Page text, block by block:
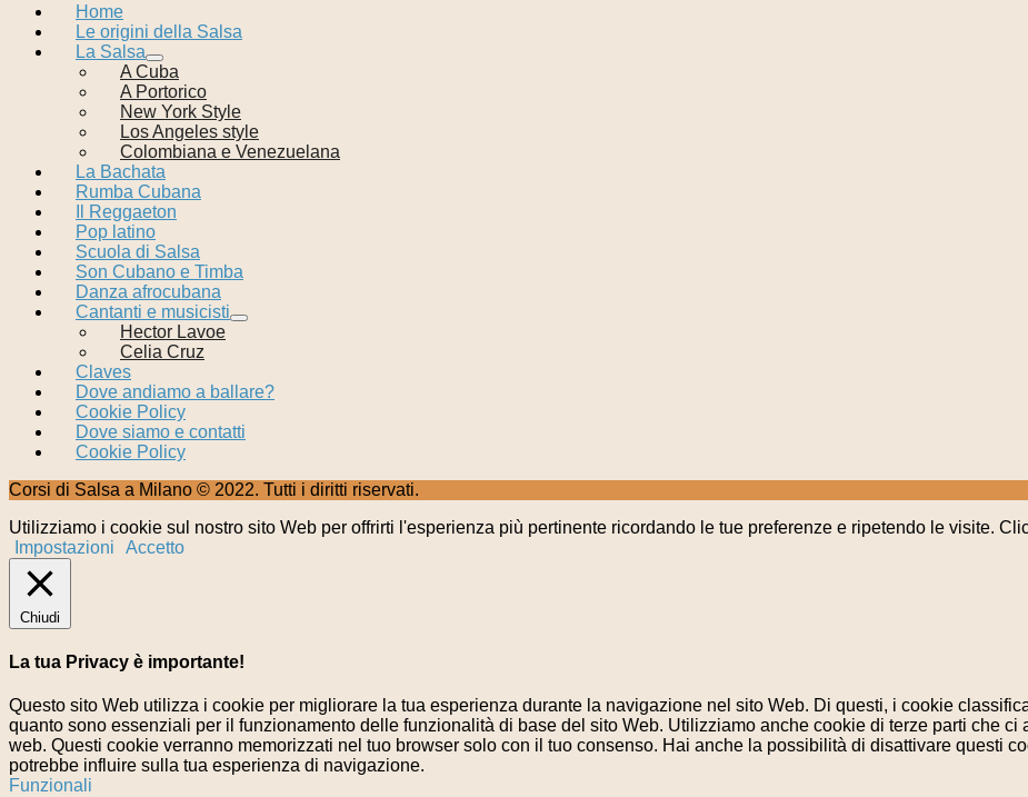
Home
Le origini della Salsa
La Salsa
A Cuba
A Portorico
New York Style
Los Angeles style
Colombiana e Venezuelana
La Bachata
Rumba Cubana
Il Reggaeton
Pop latino
Scuola di Salsa
Son Cubano e Timba
Danza afrocubana
Cantanti e musicisti
Hector Lavoe
Celia Cruz
Claves
Dove andiamo a ballare?
Cookie Policy
Dove siamo e contatti
Cookie Policy
Corsi di Salsa a Milano © 2022. Tutti i diritti riservati.
Utilizziamo i cookie sul nostro sito Web per offrirti l'esperienza più pertinente ricordando le tue preferenze e ripetendo le visite.
Impostazioni
Accetto
Chiudi
La tua Privacy è importante!
Questo sito Web utilizza i cookie per migliorare la tua esperienza durante la navigazione nel sito Web. Di questi, i cookie
quanto sono essenziali per il funzionamento delle funzionalità di base del sito Web. Utilizziamo anche cookie di terze parti che
web. Questi cookie verranno memorizzati nel tuo browser solo con il tuo consenso. Hai anche la possibilità di disattivare questi
potrebbe influire sulla tua esperienza di navigazione.
Funzionali